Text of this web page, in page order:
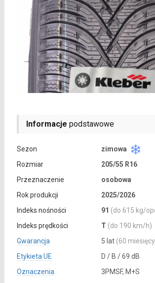
Informacje podstawowe
Sezon
zimowa
Rozmiar
205/55 R16
Przeznaczenie
osobowa
Rok produkcji
2025/2026
Indeks nośności
91 (do 615 kg/
Indeks prędkości
T (do 190 km/h)
Gwarancja
5 lat (60
Etykieta UE
D / B / 69 dB
Oznaczenia
3PMSF, M+S